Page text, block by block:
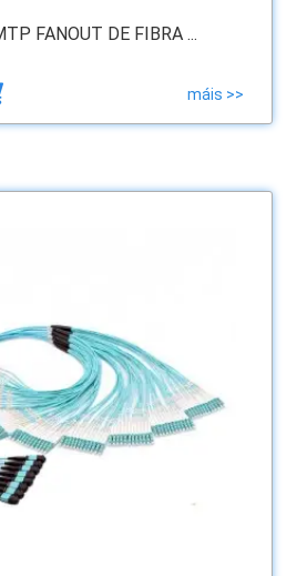
FANOUT DE FIBRA ...
máis >>